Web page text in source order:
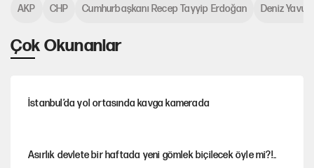
Çok Okunanlar
İstanbul’da yol ortasında kavga kamerada
Asırlık devlete bir haftada yeni gömlek biçilecek öyle mi?!..
AKP CHP Cumhurbaşkanı Recep Tayyip Erdoğan Deniz